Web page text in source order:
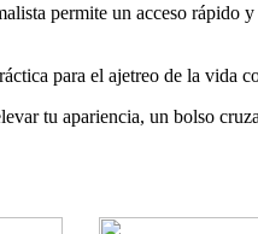
permite un acceso rápido
para el ajetreo de la vida
tu apariencia, un bolso